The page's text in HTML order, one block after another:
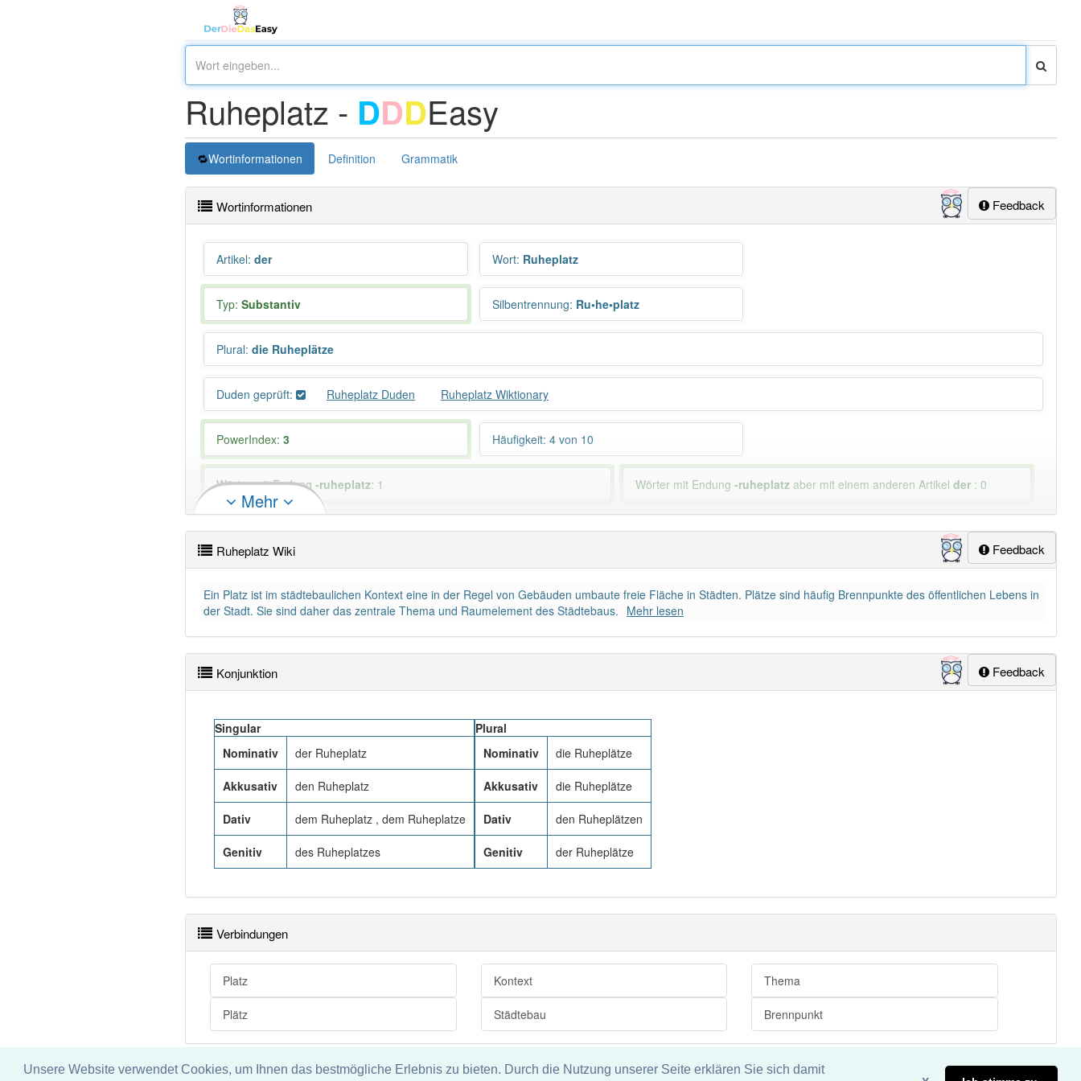
Unsere Website verwendet Cookies, um Ihnen das bestmögliche Erlebnis zu bieten. Durch die Nutzung unserer Seite erklären Sie sich damit
Ruheplatz - DDDEasy
Wortinformationen Definition Grammatik
Feedback
Wortinformationen
Artikel: der Wort: Ruheplatz
Typ: Substantiv Silbentrennung: Ru•he•platz
Plural: die Ruheplätze
Duden geprüft: Ruheplatz Duden Ruheplatz Wiktionary
PowerIndex: 3 Häufigkeit: 4 von 10
Wörter mit Endung -ruheplatz: 1 Wörter mit Endung-ruheplatz aber mit einem anderen Artikelder : 0
94% unserer Spielapp-Nutzer haben den Artikel korrekt erraten.
Mehr
Feedback
Ruheplatz Wiki
Ein Platz ist im städtebaulichen Kontext eine in der Regel von Gebäuden umbaute freie Fläche in Städten. Plätze sind häufig Brennpunkte des öffentlichen Lebens in
der Stadt. Sie sind daher das zentrale Thema und Raumelement des Städtebaus. Mehr lesen
Feedback
Konjunktion
Singular
Nominativ
der Ruheplatz
Akkusativ den Ruheplatz
Dativ dem Ruheplatz , dem Ruheplatze
Genitiv des Ruheplatzes
Plural
Nominativ
die Ruheplätze
Akkusativ die Ruheplätze
Dativ den Ruheplätzen
Genitiv der Ruheplätze
Verbindungen
Platz Kontext Thema
Plätz Städtebau Brennpunkt